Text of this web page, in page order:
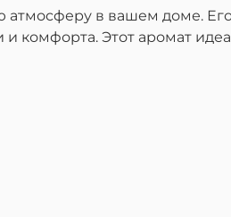
в вашем доме.
Этот аромат